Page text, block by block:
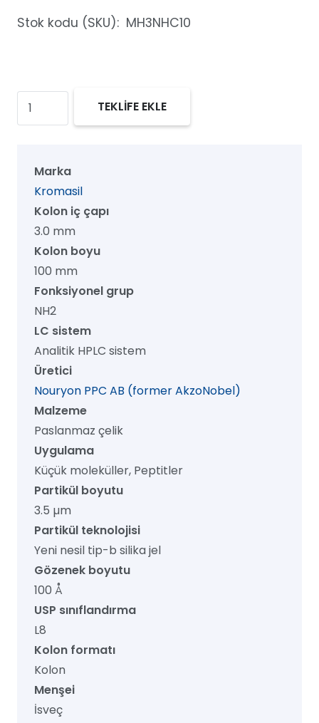
Stok kodu (SKU): MH3NHC10
Kromasil
100
Kolon,
µm,
mm
mm,
1/pk
adet
TEKLİFE EKLE
Marka
Kromasil
Kolon iç çapı
3.0 mm
Kolon boyu
100 mm
Fonksiyonel grup
NH2
LC sistem
Analitik HPLC sistem
Üretici
Nouryon PPC AB (former AkzoNobel)
Malzeme
Paslanmaz çelik
Uygulama
Küçük moleküller, Peptitler
Partikül boyutu
3.5 µm
Partikül teknolojisi
Yeni nesil tip-b silika jel
Gözenek boyutu
100 Å
USP sınıflandırma
L8
Kolon formatı
Kolon
Menşei
İsveç